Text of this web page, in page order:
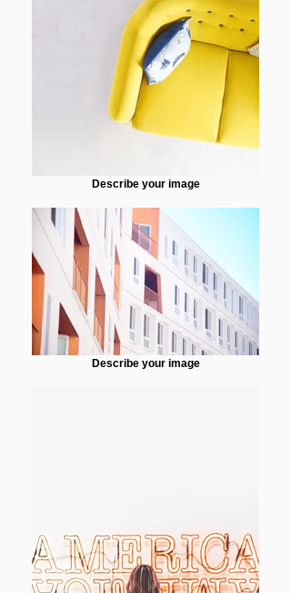
Describe your image
Describe your image